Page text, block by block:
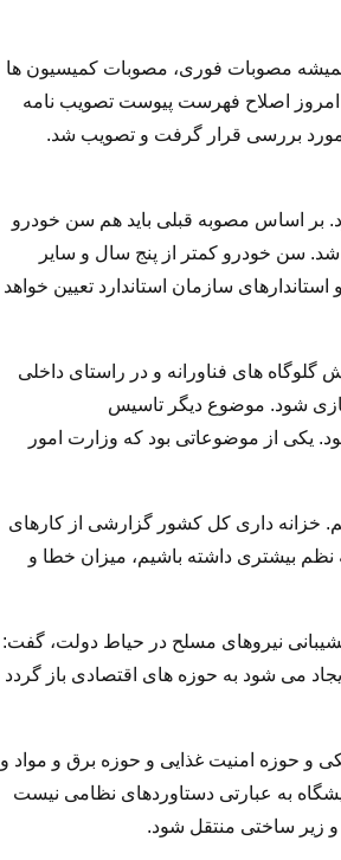
مصوبات فوری، مصوبات کمیسیون ها
امروز اصلاح فهرست پیوست تصویب نامه
محال و بختیاری مورد بررسی قرار گرفت و تصویب شد.
بر اساس مصوبه قبلی باید هم سن خودرو
باشد. این بخش اصلاح شد. سن خودرو کمتر از پنج سال و سایر
سازمان استاندارد تعیین خواهد
های فناورانه و در راستای داخلی
راهبردی باید داخلی سازی شود. موضوع دیگر تاسیس
یکی از موضوعاتی بود که وزارت امور
خزانه داری کل کشور گزارشی از کارهای
بیشتری داشته باشیم، میزان خطا و
نیروهای مسلح در حیاط دولت، گفت:
می شود به حوزه های اقتصادی باز گردد
و حوزه امنیت غذایی و حوزه برق و مواد و
به عبارتی دستاوردهای نظامی نیست
زیر ساختی منتقل شود.